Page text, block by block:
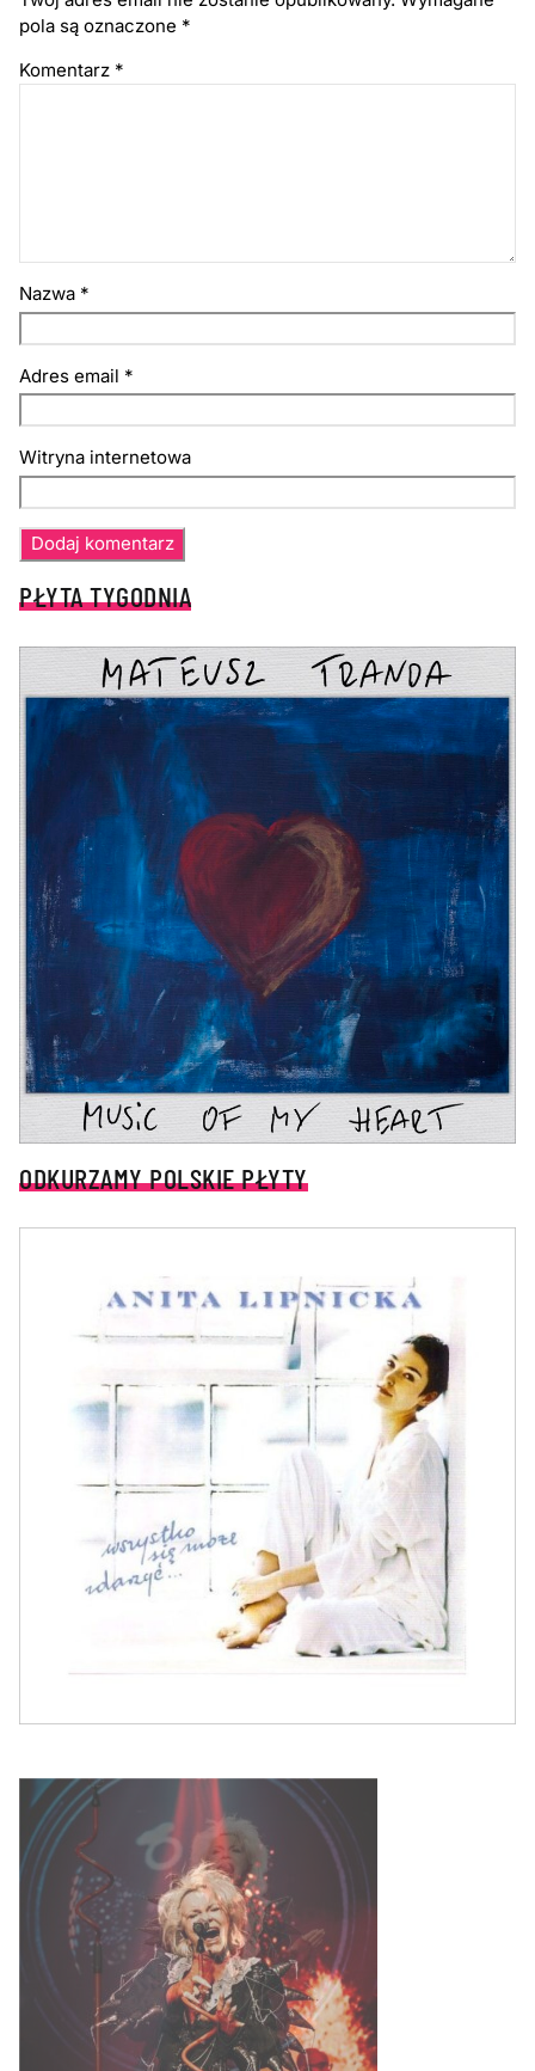
pola są oznaczone *
Komentarz *
Nazwa *
Adres email *
Witryna internetowa
PŁYTA TYGODNIA
ODKURZAMY POLSKIE PŁYTY